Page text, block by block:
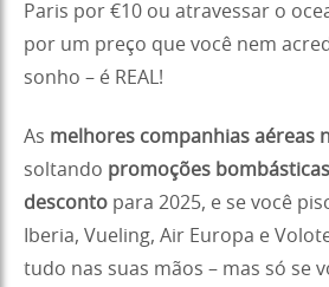
Paris por €10 ou atravessar o
por um preço que você nem
sonho – é REAL!
As melhores companhias aéreas
soltando promoções
desconto para 2025, e se você
Iberia, Vueling, Air Europa e
tudo nas suas mãos – mas só se